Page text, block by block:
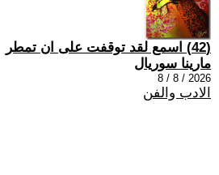
(42) اسمع لقد توقفت على ان تمطر
مارينا سوريال
2026 / 8 / 8
الادب والفن